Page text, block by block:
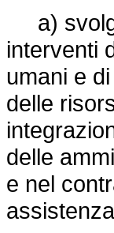
a)
interventi
umani e
delle
delle
e nel